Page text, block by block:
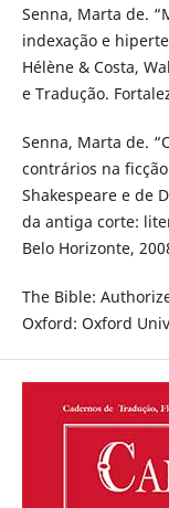
Senna, Marta de.
indexação e
Hélène & Costa,
e Tradução.
Senna, Marta de.
contrários na
Shakespeare e de
da antiga corte:
Belo Horizonte,
The Bible:
Oxford: Oxford